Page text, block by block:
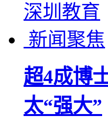
深圳教育
新闻聚焦
超4成博
太“强大”